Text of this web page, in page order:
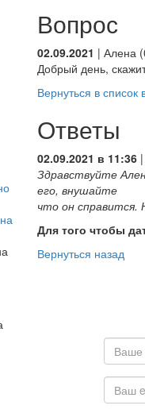
Вопрос
02.09.2021 | Алена
Добрый день,
Вернуться в список
Ответы
02.09.2021 в 11:36 |
Здравствуйте
его, внушайте
что он
Для того чтобы
Вернуться назад